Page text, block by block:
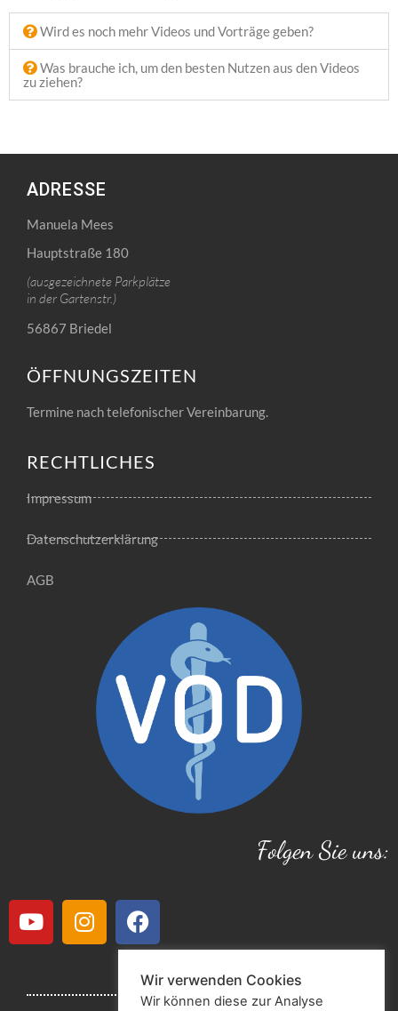
Wird es noch mehr Videos und Vorträge geben?
Was brauche ich, um den besten Nutzen aus den Videos
zu ziehen?
ADRESSE
Manuela Mees
Hauptstraße 180
(ausgezeichnete Parkplätze
in der Gartenstr.)
56867 Briedel
ÖFFNUNGSZEITEN
Termine nach telefonischer Vereinbarung.
RECHTLICHES
Impressum
Datenschutzerklärung
AGB
Folgen Sie uns:
Wir verwenden Cookies
Wir können diese zur Analyse